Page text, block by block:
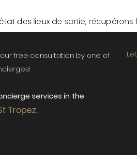
des lieux de sortie,
free consultation by one of
services in the
Tropez.